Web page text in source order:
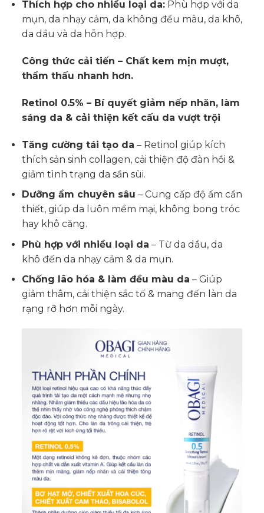
Thích hợp cho nhiều loại da:Phù hợp với da
mụn, da nhạy cảm, da không đều màu, da khô,
da dầu và da hỗn hợp.
Công thức cải tiến – Chất kem mịn mượt,
thẩm thấu nhanh hơn.
Retinol 0.5% – Bí quyết giảm nếp nhăn, làm
sáng da & cải thiện kết cấu da vượt trội
Tăng cường tái tạo da – Retinol giúp kích
thích sản sinh collagen, cải thiện độ đàn hồi &
giảm tình trạng da sần sùi.
Dưỡng ẩm chuyên sâu – Cung cấp độ ẩm cần
thiết, giúp da luôn mềm mại, không bong tróc
hay khô căng.
Phù hợp với nhiều loại da – Từ da dầu, da
khô đến da nhạy cảm & da mụn.
Chống lão hóa & làm đều màu da – Giúp
giảm thâm, cải thiện sắc tố & mang đến làn da
rạng rỡ hơn mỗi ngày.